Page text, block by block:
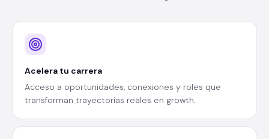
Acelera tu carrera
Acceso a oportunidades, conexiones y roles que
transforman trayectorias reales en growth.